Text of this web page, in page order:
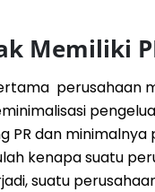
Memiliki
perusahaan
PR dan minimalnya
kenapa suatu
suatu